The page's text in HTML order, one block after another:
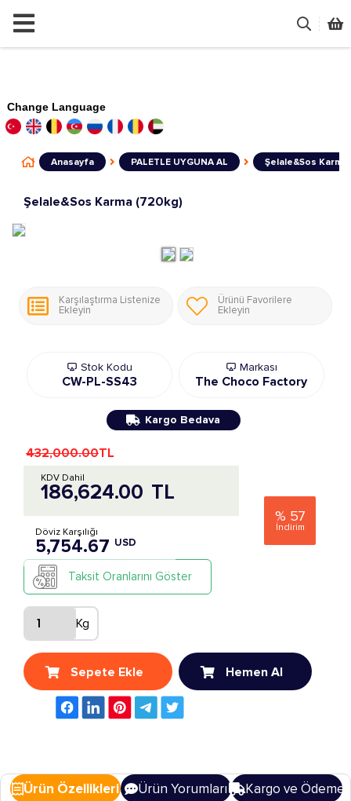
Change Language
Anasayfa PALETLE UYGUNA AL Şelale&Sos
Şelale&Sos Karma (720kg)
Karşılaştırma Listenize
Ekleyin
Ürünü Favorilere
Ekleyin
Stok Kodu
CW-PL-SS43
Markası
The Choco Factory
Kargo Bedava
% 57
İndirim
432,000.00TL
186,624.00 TL
KDV Dahil
Döviz Karşılığı
5,754.67 USD
Taksit Oranlarını Göster
Kg
Sepete Ekle Hemen Al
Ürün Özellikleri Ürün Yorumları Kargo ve Ödeme